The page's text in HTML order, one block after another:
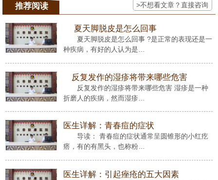
推荐阅读 >不想看文章？直接咨询
夏天脚脱皮是怎么回事
夏天脚脱皮是怎么回事 ?是正常的表现还是一
种疾病，有好的人认为是…
反复发作的湿疹将带来哪些危害
反复发作的湿疹将带来哪些危害 湿疹是一种
折磨人的疾病，然而湿疹…
医生详解：青春痘的症状
导读： 青春痘的症状通常呈圆锥形的小红疙
瘩，有的有黑头，也称粉…
医生详解：引起痤疮的五大因素